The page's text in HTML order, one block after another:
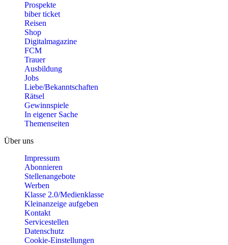
Prospekte
biber ticket
Reisen
Shop
Digitalmagazine
FCM
Trauer
Ausbildung
Jobs
Liebe/Bekanntschaften
Rätsel
Gewinnspiele
In eigener Sache
Themenseiten
Über uns
Impressum
Abonnieren
Stellenangebote
Werben
Klasse 2.0/Medienklasse
Kleinanzeige aufgeben
Kontakt
Servicestellen
Datenschutz
Cookie-Einstellungen